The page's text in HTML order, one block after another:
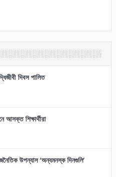
দিবস পালিত
আসক্ত শিক্ষার্থীরা
উপন্যাস ‘অন্যমনস্ক দিনগুলি’